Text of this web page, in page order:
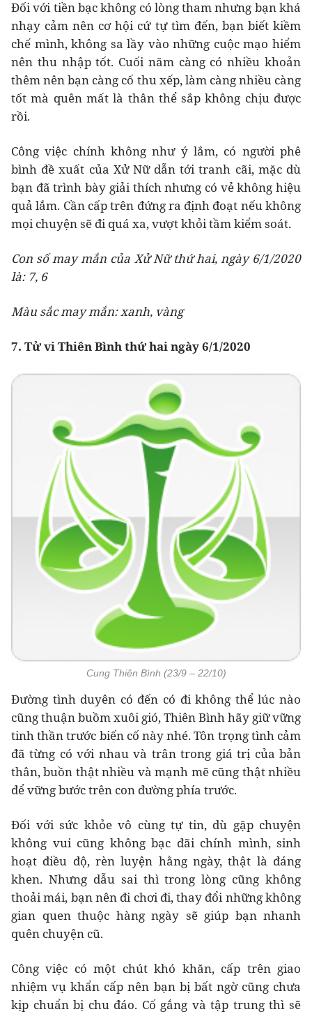
Đối với tiền bạc không có lòng tham nhưng bạn khá
nhạy cảm nên cơ hội cứ tự tìm đến, bạn biết kiềm
chế mình, không sa lầy vào những cuộc mạo hiểm
nên thu nhập tốt. Cuối năm càng có nhiều khoản
thêm nên bạn càng cố thu xếp, làm càng nhiều càng
tốt mà quên mất là thân thể sắp không chịu được
rồi.
Công việc chính không như ý lắm, có người phê
bình đề xuất của Xử Nữ dẫn tới tranh cãi, mặc dù
bạn đã trình bày giải thích nhưng có vẻ không hiệu
quả lắm. Cần cấp trên đứng ra định đoạt nếu không
mọi chuyện sẽ đi quá xa, vượt khỏi tầm kiểm soát.
Con số may mắn của Xử Nữ thứ hai, ngày 6/1/2020
là: 7, 6
Màu sắc may mắn: xanh, vàng
7. Tử vi Thiên Bình thứ hai ngày 6/1/2020
Cung Thiên Bình (23/9 – 22/10)
Đường tình duyên có đến có đi không thể lúc nào
cũng thuận buồm xuôi gió, Thiên Bình hãy giữ vững
tinh thần trước biến cố này nhé. Tôn trọng tình cảm
đã từng có với nhau và trân trong giá trị của bản
thân, buồn thật nhiều và mạnh mẽ cũng thật nhiều
để vững bước trên con đường phía trước.
Đối với sức khỏe vô cùng tự tin, dù gặp chuyện
không vui cũng không bạc đãi chính mình, sinh
hoạt điều độ, rèn luyện hằng ngày, thật là đáng
khen. Nhưng dẫu sai thì trong lòng cũng không
thoải mái, bạn nên đi chơi đi, thay đổi những không
gian quen thuộc hàng ngày sẽ giúp bạn nhanh
quên chuyện cũ.
Công việc có một chút khó khăn, cấp trên giao
nhiệm vụ khẩn cấp nên bạn bị bất ngờ cũng chưa
kịp chuẩn bị chu đáo. Cố gắng và tập trung thì sẽ